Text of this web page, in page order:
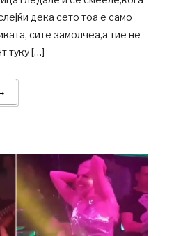
дека сето тоа е само
сите замолчеа,а тие не
туку […]